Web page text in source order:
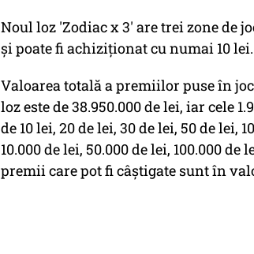
Noul loz 'Zodiac x 3' are trei zone de
şi poate fi achiziţionat cu numai 10 lei.
Valoarea totală a premiilor puse în
loz este de 38.950.000 de lei, iar cele
de 10 lei, 20 de lei, 30 de lei, 50 de lei,
10.000 de lei, 50.000 de lei, 100.000
premii care pot fi câştigate sunt în